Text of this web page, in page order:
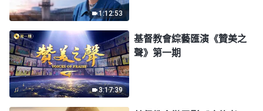
1:12:53
3:17:39
基督教會綜藝匯演《贊美之
聲》第一期